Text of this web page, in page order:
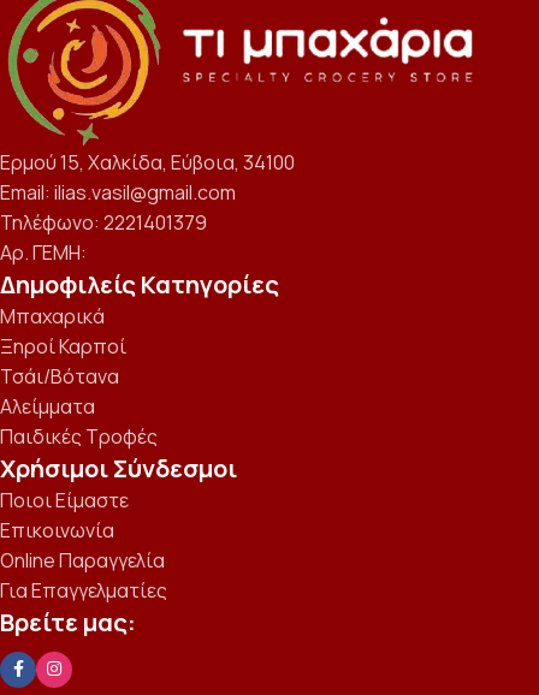
Ερμού 15, Χαλκίδα, Εύβοια, 34100
Email: ilias.vasil@gmail.com
Τηλέφωνο: 2221401379
Αρ. ΓΕΜΗ:
Δημοφιλείς Κατηγορίες
Μπαχαρικά
Ξηροί Καρποί
Τσάι/Βότανα
Αλείμματα
Παιδικές Τροφές
Χρήσιμοι Σύνδεσμοι
Ποιοι Είμαστε
Επικοινωνία
Online Παραγγελία
Για Επαγγελματίες
Βρείτε μας: